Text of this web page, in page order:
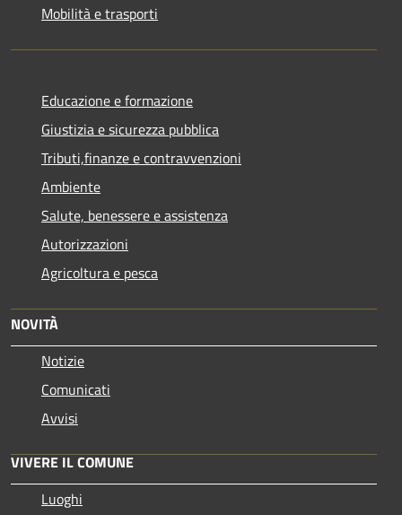
Mobilità e trasporti
Educazione e formazione
Giustizia e sicurezza pubblica
Tributi,finanze e contravvenzioni
Ambiente
Salute, benessere e assistenza
Autorizzazioni
Agricoltura e pesca
NOVITÀ
Notizie
Comunicati
Avvisi
VIVERE IL COMUNE
Luoghi